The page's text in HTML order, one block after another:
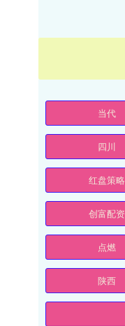
当代
四川
红盘策略
创富配资
点燃
陕西